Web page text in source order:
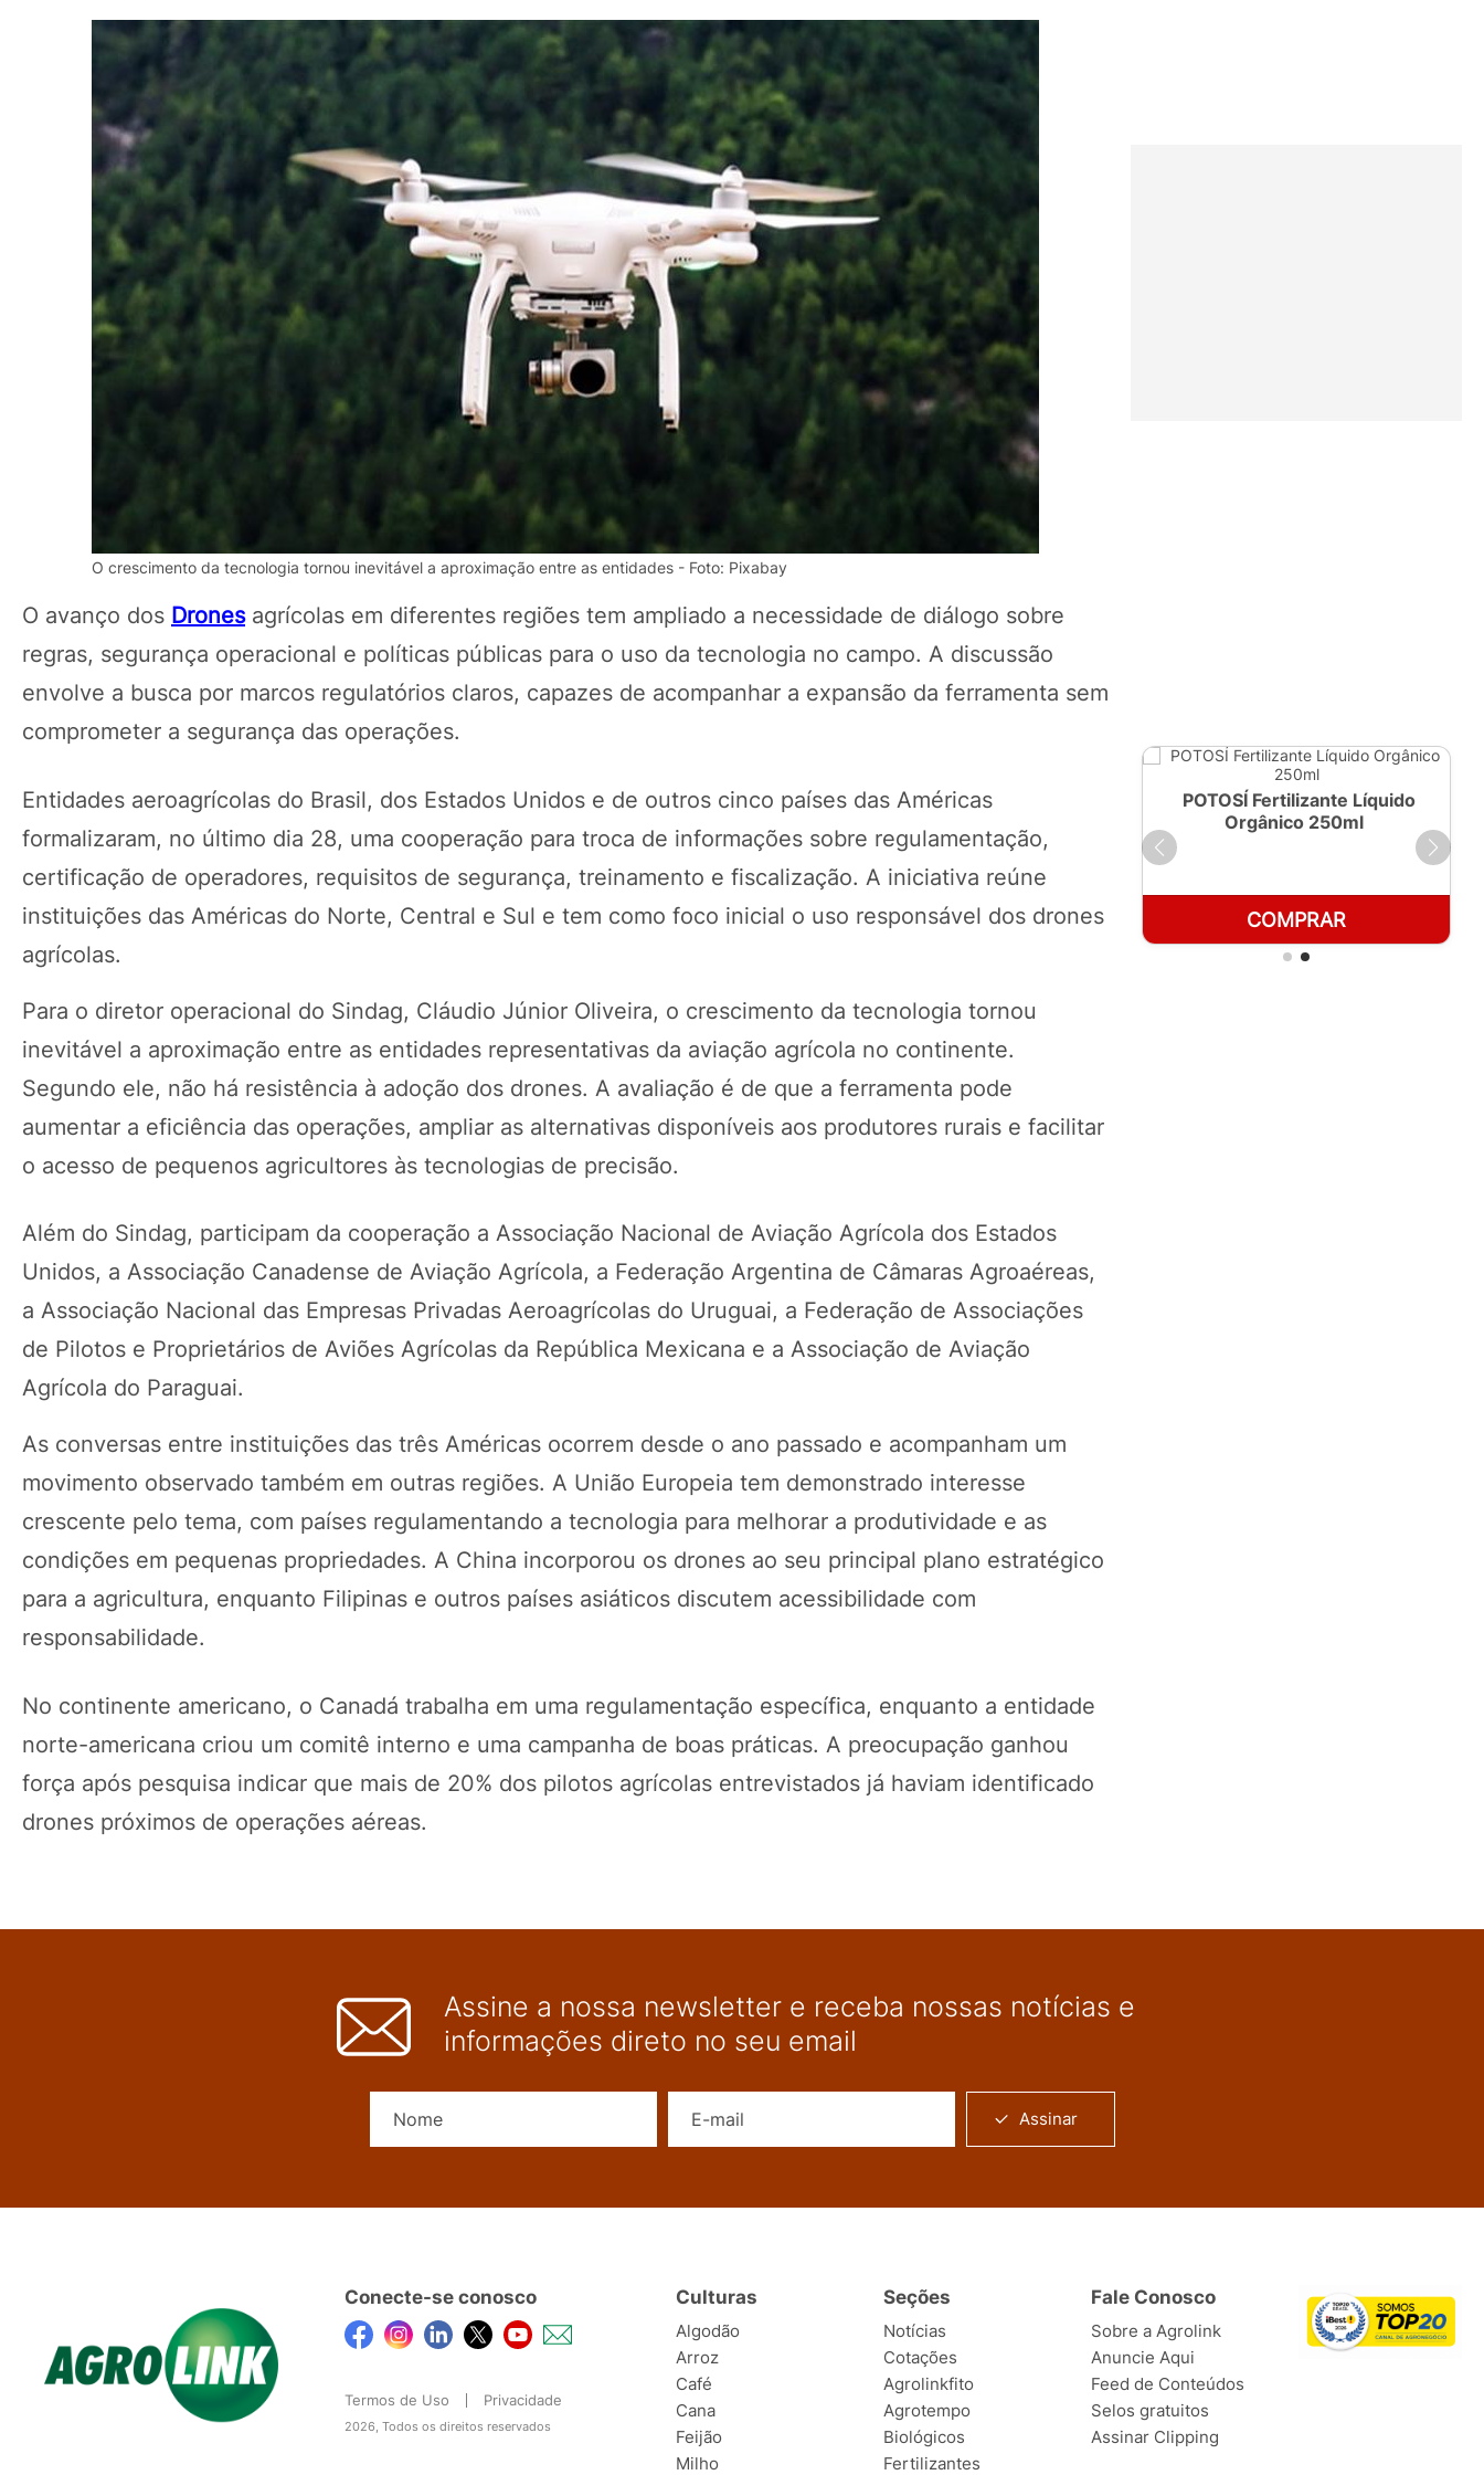
O crescimento da tecnologia tornou inevitável a aproximação entre as entidades - Foto: Pixabay
O avanço dos Dronesagrícolas em diferentes regiões tem ampliado a necessidade de diálogo sobre
regras, segurança operacional e políticas públicas para o uso da tecnologia no campo. A discussão
envolve a busca por marcos regulatórios claros, capazes de acompanhar a expansão da ferramenta sem
comprometer a segurança das operações.
Entidades aeroagrícolas do Brasil, dos Estados Unidos e de outros cinco países das Américas
formalizaram, no último dia 28, uma cooperação para troca de informações sobre regulamentação,
certificação de operadores, requisitos de segurança, treinamento e fiscalização. A iniciativa reúne
instituições das Américas do Norte, Central e Sul e tem como foco inicial o uso responsável dos drones
agrícolas.
Para o diretor operacional do Sindag, Cláudio Júnior Oliveira, o crescimento da tecnologia tornou
inevitável a aproximação entre as entidades representativas da aviação agrícola no continente.
Segundo ele, não há resistência à adoção dos drones. A avaliação é de que a ferramenta pode
aumentar a eficiência das operações, ampliar as alternativas disponíveis aos produtores rurais e facilitar
o acesso de pequenos agricultores às tecnologias de precisão.
Além do Sindag, participam da cooperação a Associação Nacional de Aviação Agrícola dos Estados
Unidos, a Associação Canadense de Aviação Agrícola, a Federação Argentina de Câmaras Agroaéreas,
a Associação Nacional das Empresas Privadas Aeroagrícolas do Uruguai, a Federação de Associações
de Pilotos e Proprietários de Aviões Agrícolas da República Mexicana e a Associação de Aviação
Agrícola do Paraguai.
As conversas entre instituições das três Américas ocorrem desde o ano passado e acompanham um
movimento observado também em outras regiões. A União Europeia tem demonstrado interesse
crescente pelo tema, com países regulamentando a tecnologia para melhorar a produtividade e as
condições em pequenas propriedades. A China incorporou os drones ao seu principal plano estratégico
para a agricultura, enquanto Filipinas e outros países asiáticos discutem acessibilidade com
responsabilidade.
No continente americano, o Canadá trabalha em uma regulamentação específica, enquanto a entidade
norte-americana criou um comitê interno e uma campanha de boas práticas. A preocupação ganhou
força após pesquisa indicar que mais de 20% dos pilotos agrícolas entrevistados já haviam identificado
drones próximos de operações aéreas.
POTOSÍ Fertilizante Líquido
COMPRAR
POTOSÍ Fertilizante Líquido
Orgânico 250ml
COMPRAR
Assine a nossa newsletter e receba nossas notícias e
informações direto no seu email
Assinar
Conecte-se conosco
Termos de Uso Privacidade
2026, Todos os direitos reservados
Culturas
Algodão
Arroz
Café
Cana
Feijão
Milho
Seções
Notícias
Cotações
Agrolinkfito
Agrotempo
Biológicos
Fertilizantes
Fale Conosco
Sobre a Agrolink
Anuncie Aqui
Feed de Conteúdos
Selos gratuitos
Assinar Clipping